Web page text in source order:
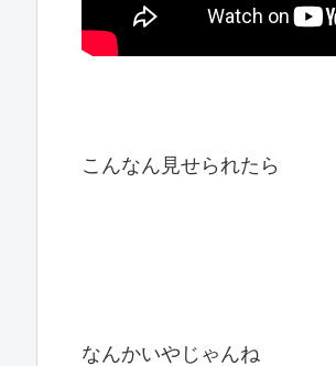
こんなん見せられたら
なんかいやじゃんね